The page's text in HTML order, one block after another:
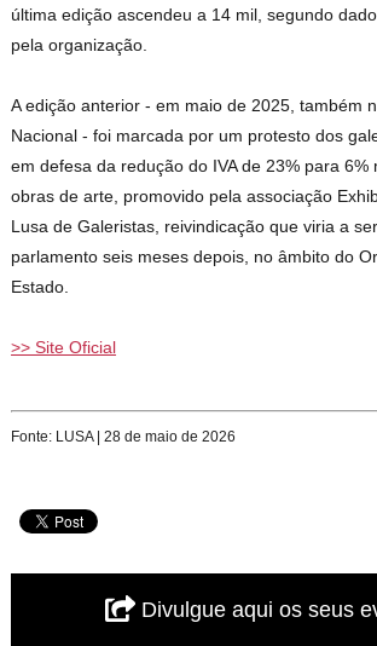
última edição ascendeu a 14 mil, segundo
pela organização.
A edição anterior - em maio de 2025, também
Nacional - foi marcada por um protesto dos
em defesa da redução do IVA de 23% para 6%
obras de arte, promovido pela associação
Lusa de Galeristas, reivindicação que viria a
parlamento seis meses depois, no âmbito do
Estado.
>> Site Oficial
Fonte: LUSA | 28 de maio de 2026
Divulgue aqui os seus